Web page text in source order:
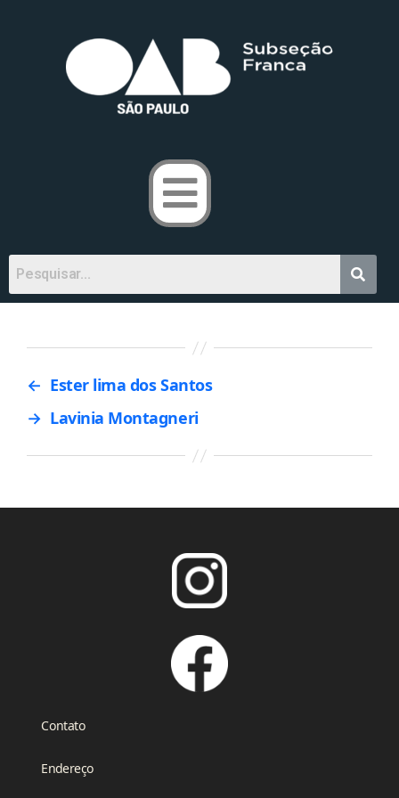
← Ester lima dos Santos
→ Lavinia Montagneri
Contato
Endereço